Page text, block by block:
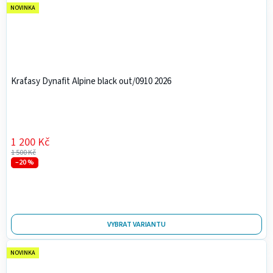
Kraťasy Dynafit Alpine black out/0910 2026
1 200 Kč
1 500 Kč
–20 %
VYBRAT VARIANTU
NOVINKA
NOVINKA